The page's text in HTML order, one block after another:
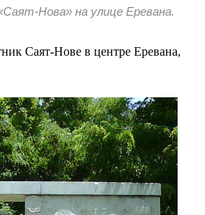
Нова» на улице Еревана.
Саят-Нове в центре Еревана,